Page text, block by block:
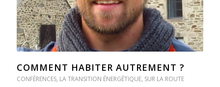
COMMENT HABITER AUTREMENT ?
CONFÉRENCES, LA TRANSITION ÉNERGÉTIQUE, SUR LA ROUTE